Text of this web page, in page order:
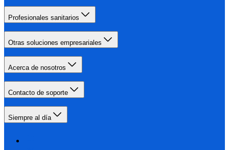
Profesionales sanitarios
Otras soluciones empresariales
Acerca de nosotros
Contacto de soporte
Siempre al día